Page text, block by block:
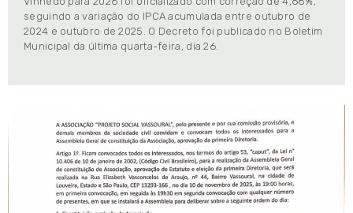
seguindo a variação do IPCA acumulada entre outubro de
2024 e outubro de 2025. O Decreto foi publicado no Boletim
Municipal da última quarta-feira, dia 26.